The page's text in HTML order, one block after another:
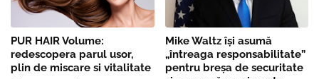
PUR HAIR Volume:
redescopera parul usor,
plin de miscare si vitalitate
Mike Waltz îşi asumă
„întreaga responsabilitate”
pentru breşa de securitate